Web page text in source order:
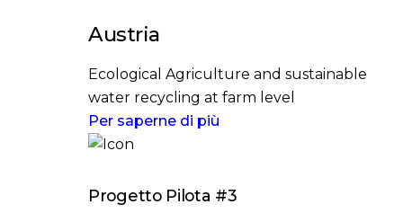
Austria
Ecological Agriculture and sustainable
water recycling at farm level
Per saperne di più
Progetto Pilota #3